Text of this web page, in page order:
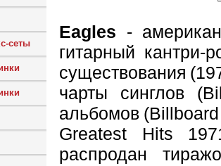
сеты
Eagles -
гитарный кантри-
существования
чарты синглов
альбомов
Greatest Hits
распродан